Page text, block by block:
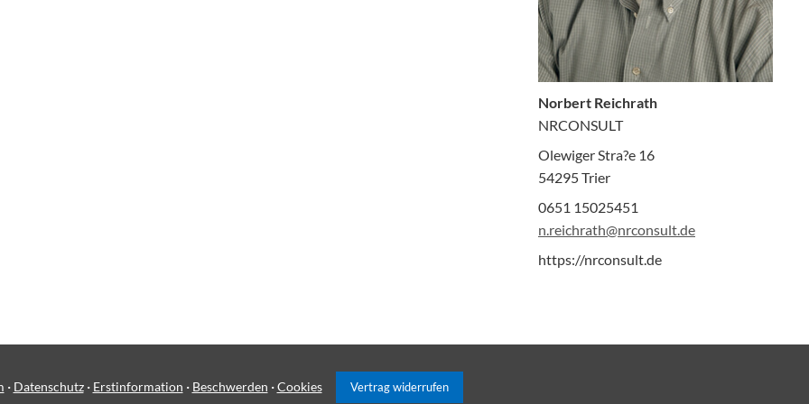
Norbert Reichrath
NRCONSULT
Olewiger Stra?e 16
54295 Trier
0651 15025451
n.reichrath@nrconsult.de
https://nrconsult.de
· Datenschutz· Erstinformation · Beschwerden ·Cookies Vertrag widerrufen